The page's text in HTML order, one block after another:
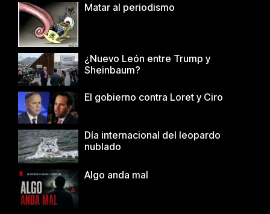
Matar al periodismo
¿Nuevo León entre Trump y
Sheinbaum?
El gobierno contra Loret y Ciro
Día internacional del leopardo
nublado
Algo anda mal